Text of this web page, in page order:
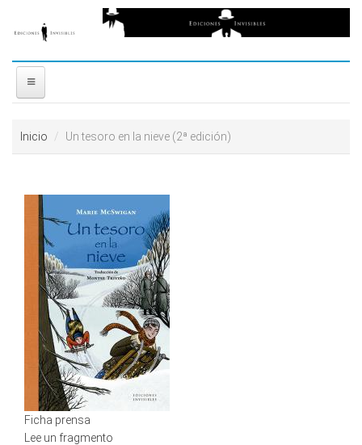
Ir al contenido principal
coloring
horoscopes
download
DISTRIBUIDORES
PREMIOS
CONTACTO
Inicio Un tesoro en la nieve (2ª edición)
Ficha prensa
Lee un fragmento